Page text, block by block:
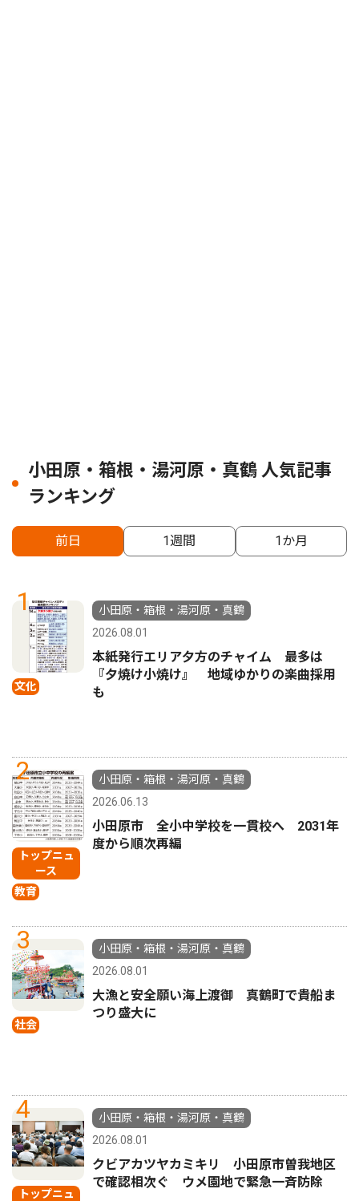
小田原・箱根・湯河原・真鶴 人気記事
ランキング
前日 1週間 1か月
1
文化
小田原・箱根・湯河原・真鶴
2026.08.01
本紙発行エリア夕方のチャイム 最多は
『夕焼け小焼け』 地域ゆかりの楽曲採用
も
2
トップニュ
ース
教育
小田原・箱根・湯河原・真鶴
2026.06.13
小田原市 全小中学校を一貫校へ 2031年
度から順次再編
3
社会
小田原・箱根・湯河原・真鶴
2026.08.01
大漁と安全願い海上渡御 真鶴町で貴船ま
つり盛大に
4
トップニュ
小田原・箱根・湯河原・真鶴
2026.08.01
クビアカツヤカミキリ 小田原市曽我地区
で確認相次ぐ ウメ園地で緊急一斉防除